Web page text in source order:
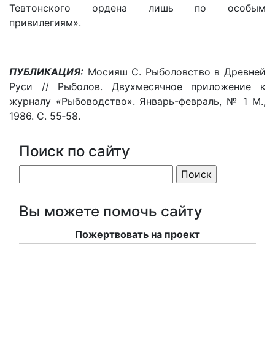
Тевтонского ордена лишь по особым
привилегиям».
ПУБЛИКАЦИЯ: Мосияш С. Рыболовство в Древней
Руси // Рыболов. Двухмесячное приложение к
журналу «Рыбоводство». Январь-февраль, № 1 М.,
1986. С. 55‑58.
Поиск по сайту
Вы можете помочь сайту
Пожертвовать на проект